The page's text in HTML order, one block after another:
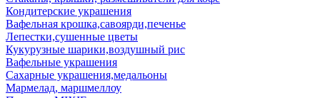
Кондитерские украшения
Вафельная крошка,савоярди,печенье
Лепестки,сушенные цветы
Кукурузные шарики,воздушный рис
Вафельные украшения
Сахарные украшения,медальоны
Мармелад, маршмеллоу